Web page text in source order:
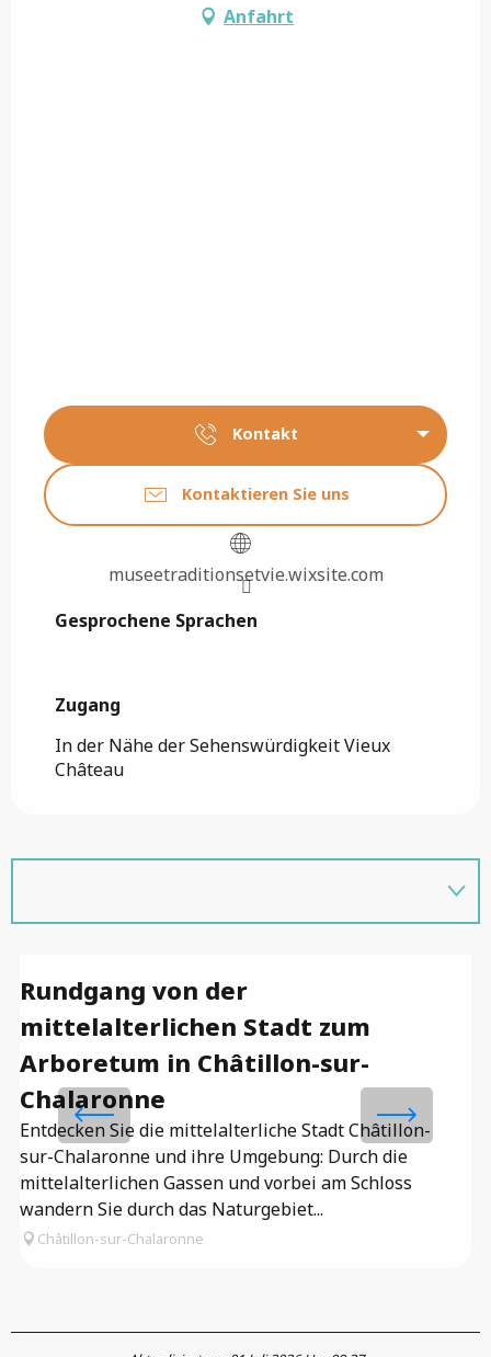
Anfahrt
Kontakt
Kontaktieren Sie uns
museetraditionsetvie.wixsite.com
Gesprochene Sprachen
Gesprochene Sprachen
Zugang
Zugang
In der Nähe der Sehenswürdigkeit Vieux
Château
Rundgang von der
mittelalterlichen Stadt zum
Arboretum in Châtillon-sur-
Chalaronne
Entdecken Sie die mittelalterliche Stadt Châtillon-
sur-Chalaronne und ihre Umgebung: Durch die
mittelalterlichen Gassen und vorbei am Schloss
wandern Sie durch das Naturgebiet...
Châtillon-sur-Chalaronne